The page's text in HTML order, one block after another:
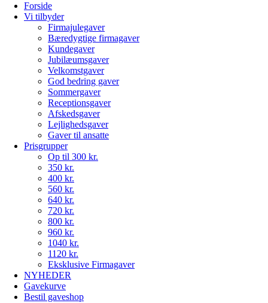
Forside
Vi tilbyder
Firmajulegaver
Bæredygtige firmagaver
Kundegaver
Jubilæumsgaver
Velkomstgaver
God bedring gaver
Sommergaver
Receptionsgaver
Afskedsgaver
Lejlighedsgaver
Gaver til ansatte
Prisgrupper
Op til 300 kr.
350 kr.
400 kr.
560 kr.
640 kr.
720 kr.
800 kr.
960 kr.
1040 kr.
1120 kr.
Eksklusive Firmagaver
NYHEDER
Gavekurve
Bestil gaveshop